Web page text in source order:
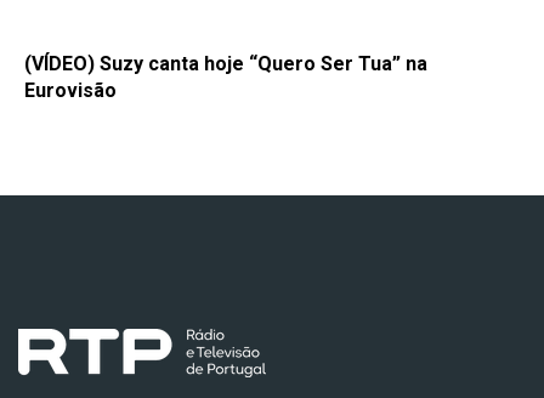
(VÍDEO) Suzy canta hoje “Quero Ser Tua” na
Eurovisão